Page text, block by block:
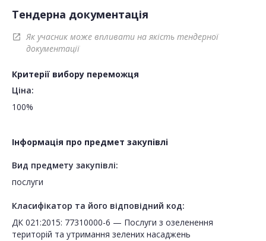
Тендерна документація
open_in_new
Як учасник може впливати на якість тендерної
документації
Критерії вибору переможця
Ціна:
100%
Інформація про предмет закупівлі
Вид предмету закупівлі:
послуги
Класифікатор та його відповідний код:
ДК 021:2015: 77310000-6 — Послуги з озеленення
територій та утримання зелених насаджень